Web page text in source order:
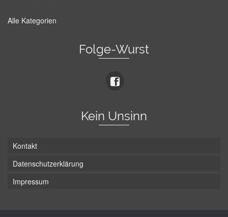
Alle Kategorien
Folge-Wurst
Kein Unsinn
Kontakt
Datenschutzerklärung
Impressum